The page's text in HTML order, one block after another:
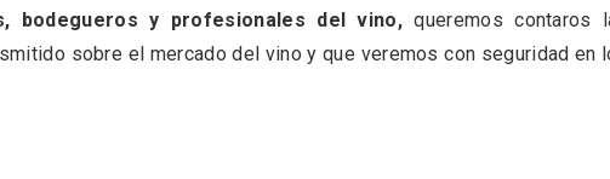
bodegueros y profesionales del vino, queremos contaros
sobre el mercado del vino y que veremos con seguridad en